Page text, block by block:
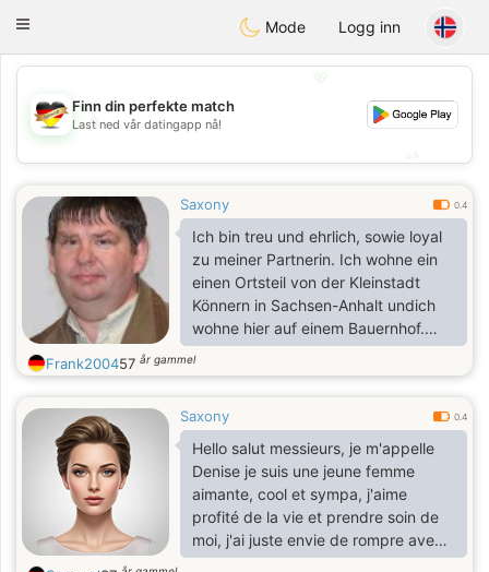
Deutsch Dating
Toggle
Mode Logg inn
💖
💕
Finn din perfekte match
Last ned vår datingapp nå!
Saxony 0.4
Ich bin treu und ehrlich, sowie loyal
zu meiner Partnerin. Ich wohne ein
einen Ortsteil von der Kleinstadt
Könnern in Sachsen-Anhalt undich
wohne hier auf einem Bauernhof.
Meine Interessen sind ein gutes
Buch lesen, spazieren gehen Tiere
Frank200457 år gammel
Saxony 0.4
Hello salut messieurs, je m'appelle
Denise je suis une jeune femme
aimante, cool et sympa, j'aime
profité de la vie et prendre soin de
moi, j'ai juste envie de rompre avec
la solitude car j'ai pleins d'amour et